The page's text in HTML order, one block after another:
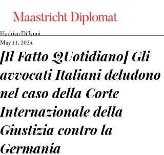
[Il Fatto QUotidiano] Gli
avvocati Italiani deludono
nel caso della Corte
Internazionale della
Giustizia contro la
Germania
Hadrian Di Ianni
May 11, 2024